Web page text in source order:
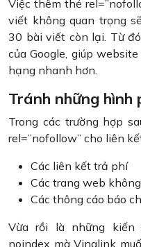
Việc thêm thẻ
viết không quan trọng
30 bài viết còn lại. Từ
của Google, giúp
hạng nhanh hơn.
Tránh những
Trong các trường hợp
rel=”nofollow” cho liên
Các liên kết trả phí
Các trang web
Các thông cáo báo
Vừa rồi là những kiến
noindex mà Vinalink